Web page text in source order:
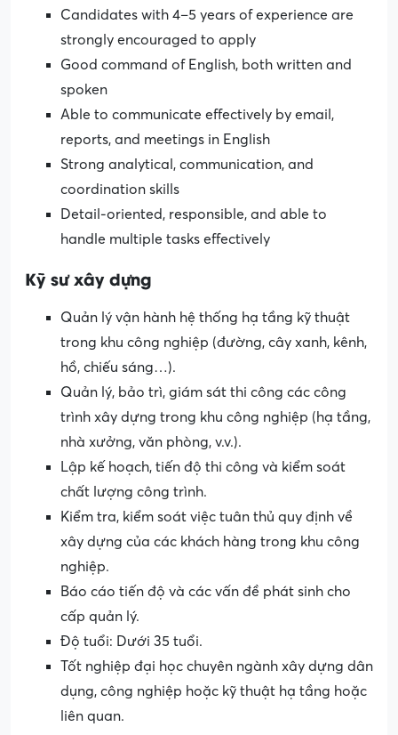
Candidates with 4–5 years of experience are
strongly encouraged to apply
Good command of English, both written and
spoken
Able to communicate effectively by email,
reports, and meetings in English
Strong analytical, communication, and
coordination skills
Detail-oriented, responsible, and able to
handle multiple tasks effectively
Kỹ sưxây dựng
Quản lý vận hành hệ thống hạ tầng kỹ thuật
trong khu công nghiệp (đường, cây xanh, kênh,
hồ, chiếu sáng…).
Quản lý, bảo trì, giám sát thi công các công
trình xây dựng trong khu công nghiệp (hạ tầng,
nhà xưởng, văn phòng, v.v.).
Lập kế hoạch, tiến độ thi công và kiểm soát
chất lượng công trình.
Kiểm tra, kiểm soát việc tuân thủ quy định về
xây dựng của các khách hàng trong khu công
nghiệp.
Báo cáo tiến độ và các vấn đề phát sinh cho
cấp quản lý.
Độ tuổi: Dưới 35 tuổi.
Tốt nghiệp đại học chuyên ngành xây dựng dân
dụng, công nghiệp hoặc kỹ thuật hạ tầng hoặc
liên quan.